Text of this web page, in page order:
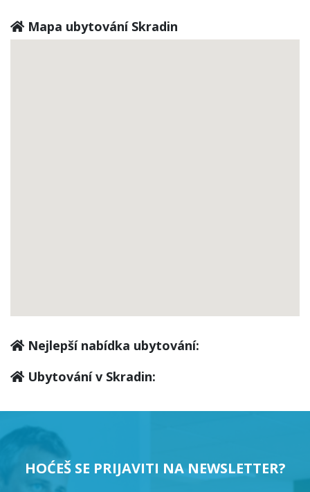
Mapa ubytování Skradin
Nejlepší nabídka ubytování:
Ubytování v Skradin:
HOĆEŠ SE PRIJAVITI NA NEWSLETTER?